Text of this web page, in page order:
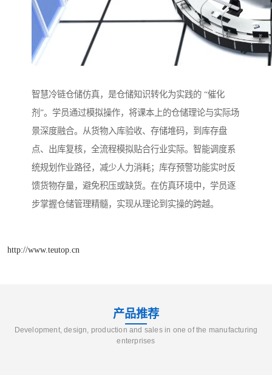
智慧冷链仓储仿真，是仓储知识转化为实践的 “催化
剂”。学员通过模拟操作，将课本上的仓储理论与实际场
景深度融合。从货物入库验收、存储堆码，到库存盘
点、出库复核，全流程模拟贴合行业实际。智能调度系
统规划作业路径，减少人力消耗；库存预警功能实时反
馈货物存量，避免积压或缺货。在仿真环境中，学员逐
步掌握仓储管理精髓，实现从理论到实操的跨越。
http://www.teutop.cn
产品推荐
Development, design, production and sales in one of the manufacturing
enterprises